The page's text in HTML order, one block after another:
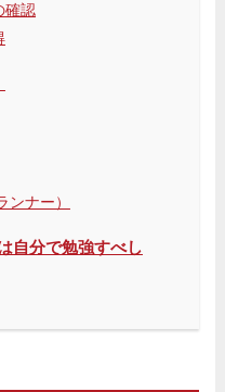
確認
ナー）
自分で勉強すべし